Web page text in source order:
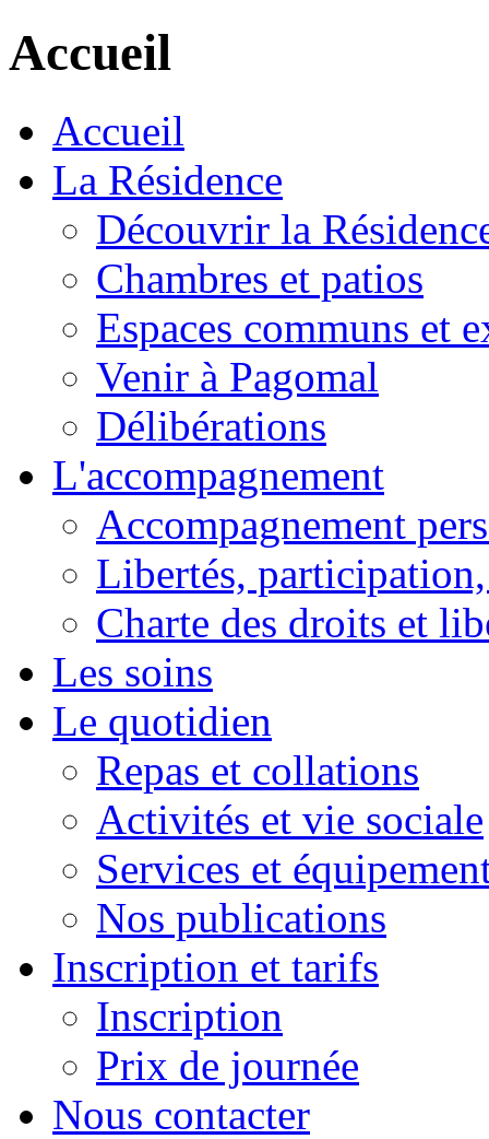
Accueil
Accueil
La Résidence
Découvrir la
Chambres et patios
Espaces communs et
Venir à Pagomal
Délibérations
L'accompagnement
Accompagnement
Libertés,
Charte des droits et
Les soins
Le quotidien
Repas et collations
Activités et vie sociale
Services et
Nos publications
Inscription et tarifs
Inscription
Prix de journée
Nous contacter